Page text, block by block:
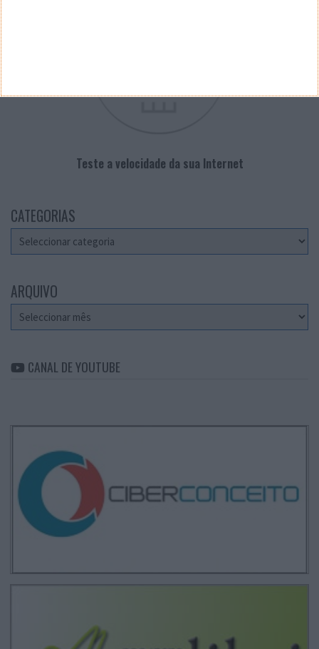
Teste a velocidade da sua Internet
CATEGORIAS
Categorias
ARQUIVO
Arquivo
CANAL DE YOUTUBE